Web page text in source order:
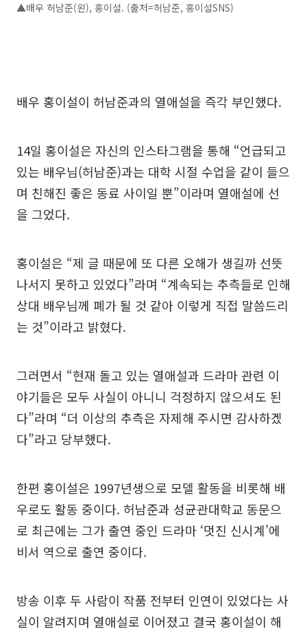
▲배우 허남준(왼), 홍이설. (출처=허남준, 홍이설SNS)
배우 홍이설이 허남준과의 열애설을 즉각 부인했다.
14일 홍이설은 자신의 인스타그램을 통해 “언급되고
있는 배우님(허남준)과는 대학 시절 수업을 같이 들으
며 친해진 좋은 동료 사이일 뿐”이라며 열애설에 선
을 그었다.
홍이설은 “제 글 때문에 또 다른 오해가 생길까 선뜻
나서지 못하고 있었다”라며 “계속되는 추측들로 인해
상대 배우님께 폐가 될 것 같아 이렇게 직접 말씀드리
는 것”이라고 밝혔다.
그러면서 “현재 돌고 있는 열애설과 드라마 관련 이
야기들은 모두 사실이 아니니 걱정하지 않으셔도 된
다”라며 “더 이상의 추측은 자제해 주시면 감사하겠
다”라고 당부했다.
한편 홍이설은 1997년생으로 모델 활동을 비롯해 배
우로도 활동 중이다. 허남준과 성균관대학교 동문으
로 최근에는 그가 출연 중인 드라마 ‘멋진 신시계’에
비서 역으로 출연 중이다.
방송 이후 두 사람이 작품 전부터 인연이 있었다는 사
실이 알려지며 열애설로 이어졌고 결국 홍이설이 해